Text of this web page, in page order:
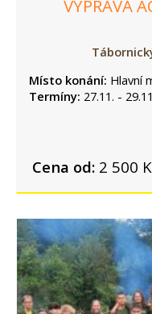
VÝPRAVA
Místo konání: Hlavní
Termíny: 27.11. -
Cena od:2 500